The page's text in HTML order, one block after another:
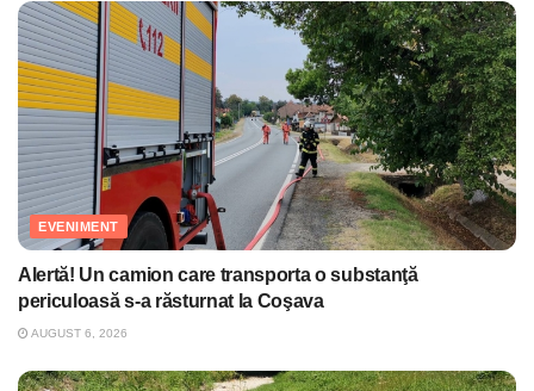
EVENIMENT
Alertă! Un camion care transporta o substanţă
periculoasă s-a răsturnat la Coşava
AUGUST 6, 2026